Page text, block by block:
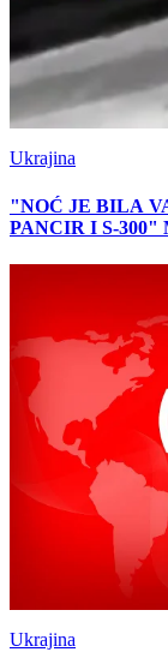
Ukrajina
"NOĆ JE BILA
PANCIR I S-300"
Ukrajina